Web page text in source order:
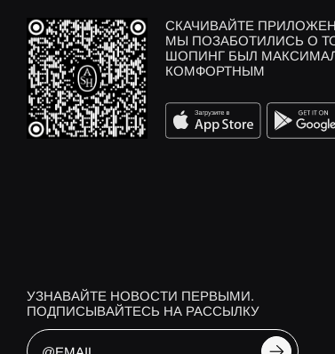
СКАЧИВАЙТЕ
МЫ ПОЗАБОТИЛИСЬ О
ШОПИНГ БЫЛ
КОМФОРТНЫМ
УЗНАВАЙТЕ НОВОСТИ ПЕРВЫМИ.
ПОДПИСЫВАЙТЕСЬ НА РАССЫЛКУ